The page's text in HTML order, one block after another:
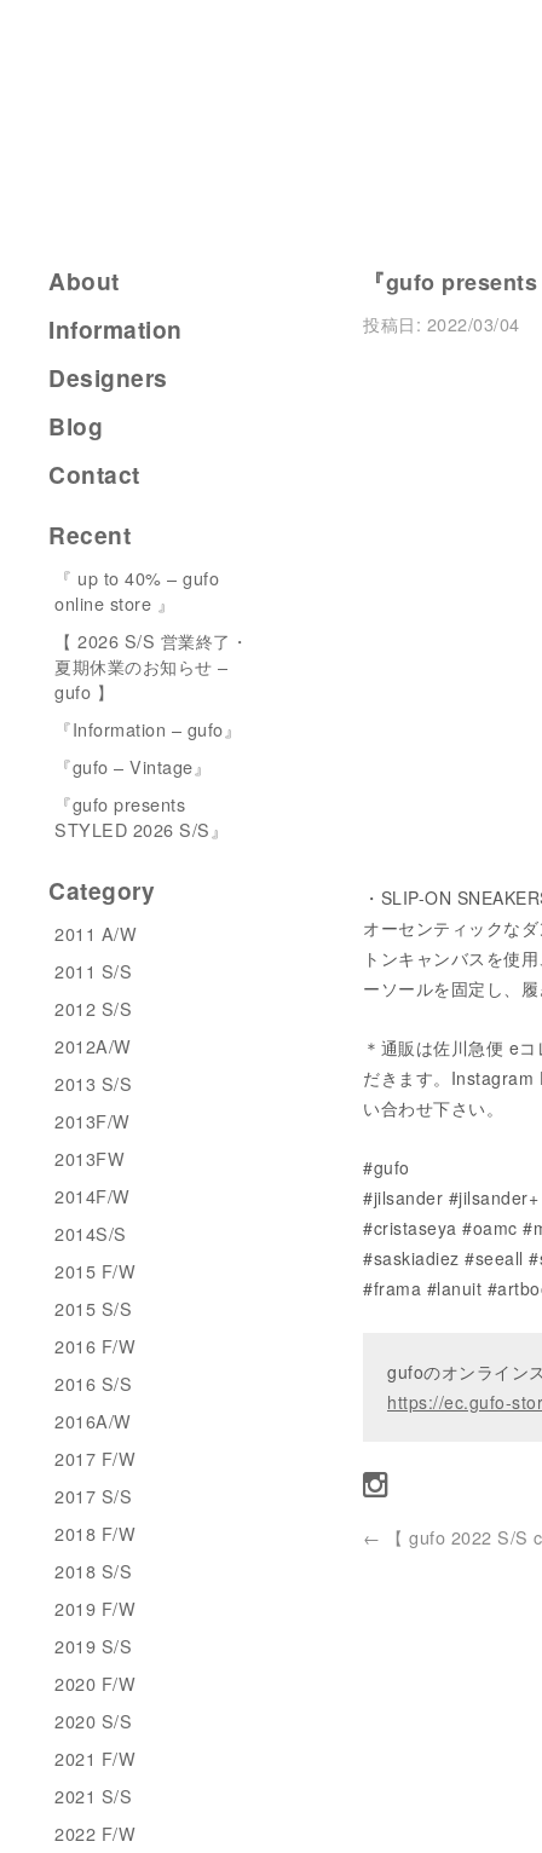
『gufo
投稿日: 2022/03/04
・SLIP-ON
オーセンティックな
トンキャンバスを使
ーソールを固定し、
＊通販は佐川急便 e
だきます。
い合わせ下さい。
#gufo
#jilsander
#cristaseya #oamc
#saskiadiez #seeall
#frama #lanuit
gufoのオンライン
https://ec.gufo-
← 【 gufo 2022 S/S
About
Information
Designers
Blog
Contact
Recent
『 up to 40% – gufo
online store 』
【 2026 S/S 営業終了・
夏期休業のお知らせ –
gufo 】
『Information – gufo』
『gufo – Vintage』
『gufo presents
STYLED 2026 S/S』
Category
2011 A/W
2011 S/S
2012 S/S
2012A/W
2013 S/S
2013F/W
2013FW
2014F/W
2014S/S
2015 F/W
2015 S/S
2016 F/W
2016 S/S
2016A/W
2017 F/W
2017 S/S
2018 F/W
2018 S/S
2019 F/W
2019 S/S
2020 F/W
2020 S/S
2021 F/W
2021 S/S
2022 F/W